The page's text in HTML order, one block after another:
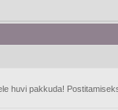
huvi pakkuda!